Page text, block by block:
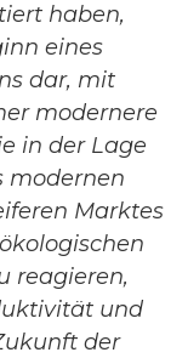
haben,
eines
dar, mit
modernere
in der Lage
modernen
Marktes
reagieren,
und
der